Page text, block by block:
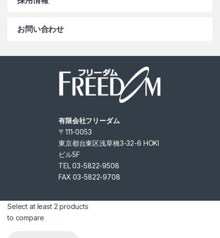
お問い合わせ
有限会社フリーダム
〒111-0053
東京都台東区浅草橋3-32-6 HOKI
ビル5F
TEL 03-5822-9508
FAX 03-5822-9708
Select at least 2 products
to compare